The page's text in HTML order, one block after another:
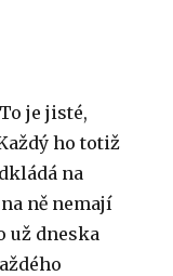
je jisté,
ho totiž
na
ně nemají
už dneska